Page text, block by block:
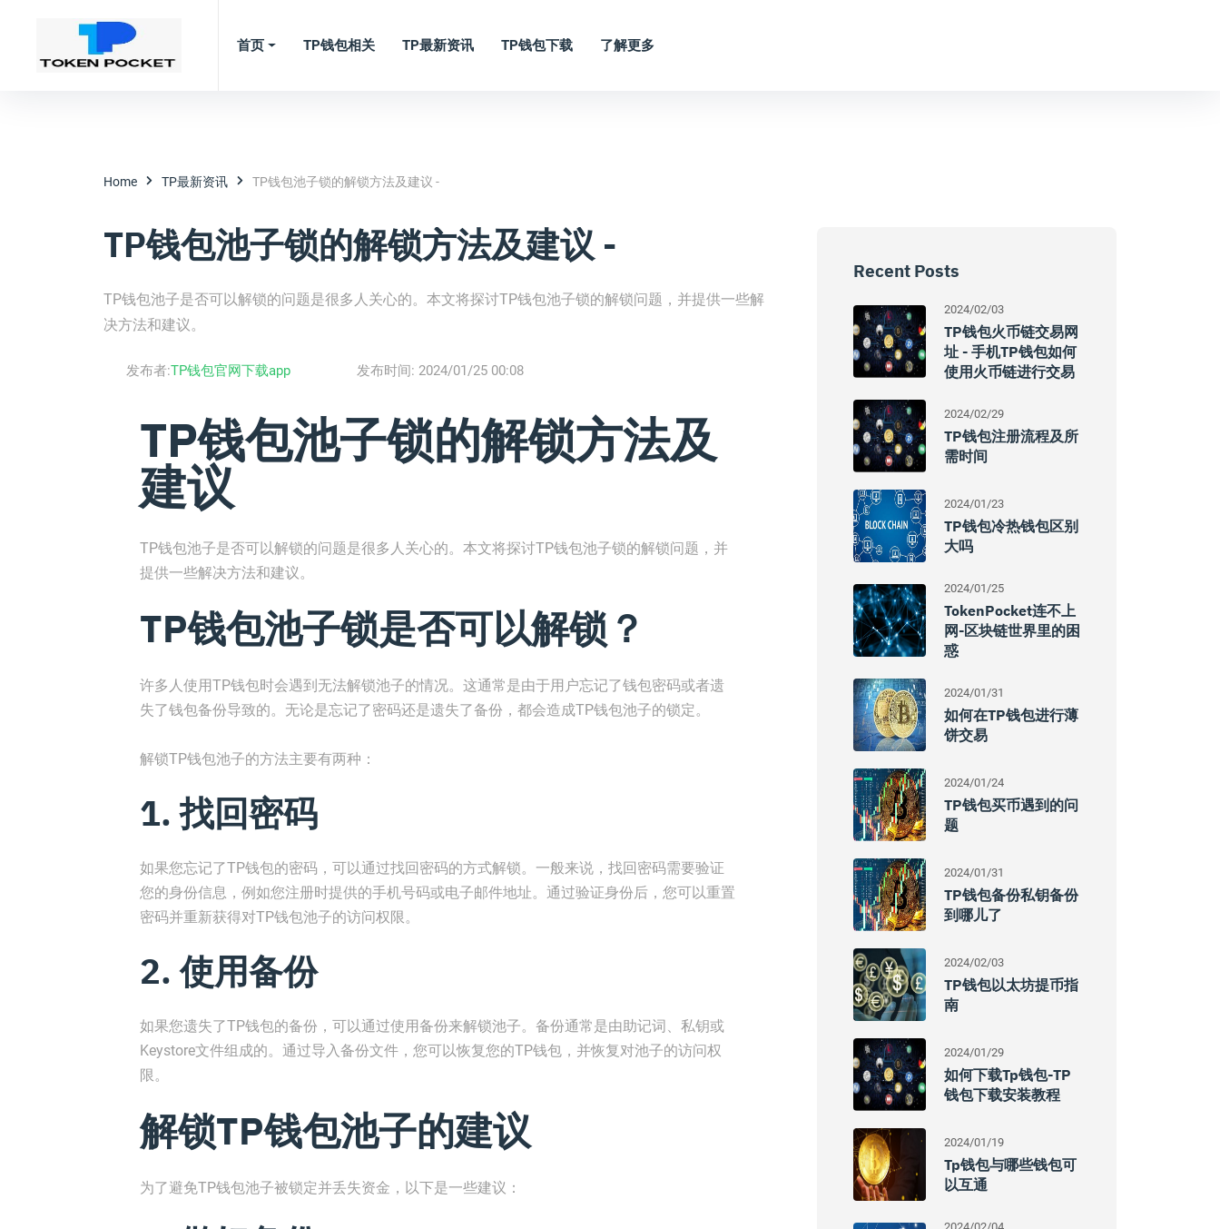
首页 TP钱包相关 TP最新资讯 TP钱包下载 了解更多
Home TP最新资讯 TP钱包池子锁的解锁方法及建议 -
TP钱包池子锁的解锁方法及建议 -
TP钱包池子是否可以解锁的问题是很多人关心的。本文将探讨TP钱包池子锁的解锁问题，并提供一些解
决方法和建议。
发布者:TP钱包官网下载app 发布时间: 2024/01/25 00:08
TP钱包池子锁的解锁方法及
建议
TP钱包池子是否可以解锁的问题是很多人关心的。本文将探讨TP钱包池子锁的解锁问题，并
提供一些解决方法和建议。
TP钱包池子锁是否可以解锁？
许多人使用TP钱包时会遇到无法解锁池子的情况。这通常是由于用户忘记了钱包密码或者遗
失了钱包备份导致的。无论是忘记了密码还是遗失了备份，都会造成TP钱包池子的锁定。
解锁TP钱包池子的方法主要有两种：
1. 找回密码
如果您忘记了TP钱包的密码，可以通过找回密码的方式解锁。一般来说，找回密码需要验证
您的身份信息，例如您注册时提供的手机号码或电子邮件地址。通过验证身份后，您可以重置
密码并重新获得对TP钱包池子的访问权限。
2. 使用备份
如果您遗失了TP钱包的备份，可以通过使用备份来解锁池子。备份通常是由助记词、私钥或
Keystore文件组成的。通过导入备份文件，您可以恢复您的TP钱包，并恢复对池子的访问权
限。
解锁TP钱包池子的建议
为了避免TP钱包池子被锁定并丢失资金，以下是一些建议：
Recent Posts
2024/02/03
TP钱包火币链交易网
址 - 手机TP钱包如何
使用火币链进行交易
2024/02/29
TP钱包注册流程及所
需时间
2024/01/23
TP钱包冷热钱包区别
大吗
2024/01/25
TokenPocket连不上
网-区块链世界里的困
惑
2024/01/31
如何在TP钱包进行薄
饼交易
2024/01/24
TP钱包买币遇到的问
题
2024/01/31
TP钱包备份私钥备份
到哪儿了
2024/02/03
TP钱包以太坊提币指
南
2024/01/29
如何下载tp钱包-TP
钱包下载安装教程
2024/01/19
Tp钱包与哪些钱包可
以互通